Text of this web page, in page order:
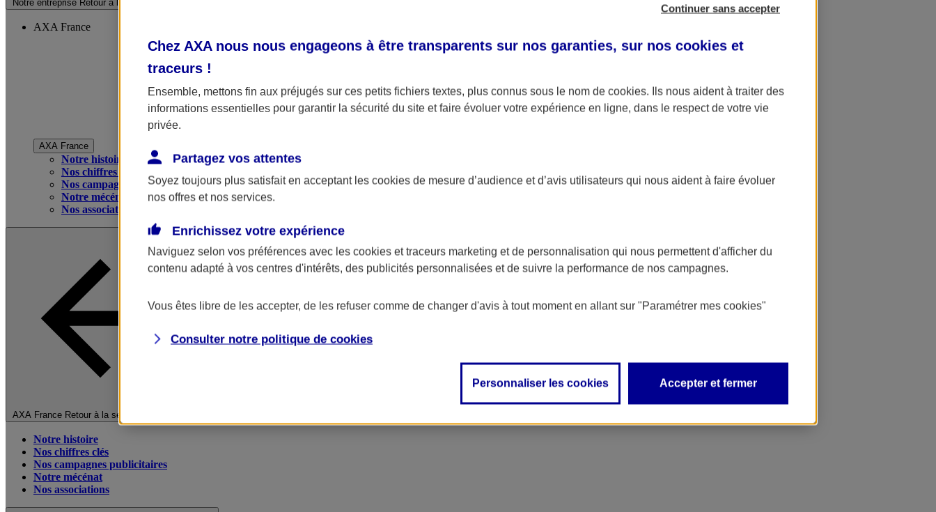
Notre entreprise Retour à la section précédente
AXA France
AXA France
Notre histoire
Nos chiffres clés
Nos campagnes publicitaires
Notre mécénat
Nos associations
AXA France Retour à la section précédente
Notre histoire
Nos chiffres clés
Nos campagnes publicitaires
Notre mécénat
Nos associations
Continuer sans accepter
Chez AXA nous nous engageons à être transparents sur nos garanties, sur nos cookies et
traceurs !
Ensemble, mettons fin aux préjugés sur ces petits fichiers textes, plus connus sous le nom de cookies. Ils nous aident à traiter des
informations essentielles pour garantir la sécurité du site et faire évoluer votre expérience en ligne, dans le respect de votre vie
privée.
Partagez vos attentes
Soyez toujours plus satisfait en acceptant les cookies de mesure d’audience et d’avis utilisateurs qui nous aident à faire évoluer
nos offres et nos services.
Enrichissez votre expérience
Naviguez selon vos préférences avec les cookies et traceurs marketing et de personnalisation qui nous permettent d'afficher du
contenu adapté à vos centres d'intérêts, des publicités personnalisées et de suivre la performance de nos campagnes.
Vous êtes libre de les accepter, de les refuser comme de changer d'avis à tout moment en allant sur "Paramétrer mes cookies"
Consulter notre politique de cookies
Personnaliser les cookies Accepter et fermer